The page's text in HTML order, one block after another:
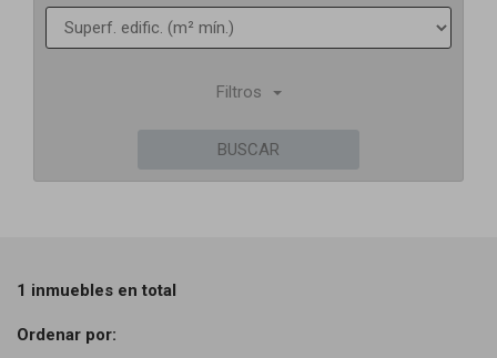
Filtros
BUSCAR
1 inmuebles en total
Ordenar por: